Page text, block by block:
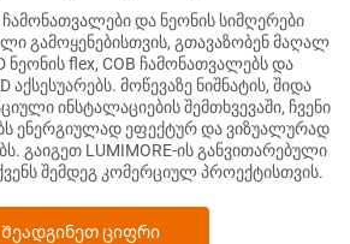
ჩამონათვალები და ნეონის სიმღერები
გამოყენებისთვის, გთავაზობენ მაღალ
ნეონის flex, COB ჩამონათვალებს და
მოწევაზე ნიშნატის, შიდა
ინსტალაციების შემთხვევაში, ჩვენი
ენერგიულად ეფექტურ და ვიზუალურად
გაიგეთ LUMIMORE-ის განვითარებული
შემდეგ კომერციულ პროექტისთვის.
Შეადგინეთ ციფრი